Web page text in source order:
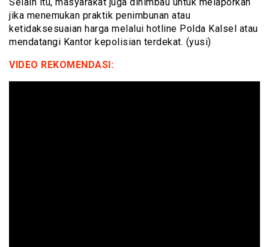
jika menemukan praktik penimbunan atau
ketidaksesuaian harga melalui hotline Polda Kalsel atau
mendatangi Kantor kepolisian terdekat. (yusi)
VIDEO REKOMENDASI: